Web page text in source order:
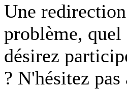
Une
problème,
désirez
? N'hésitez